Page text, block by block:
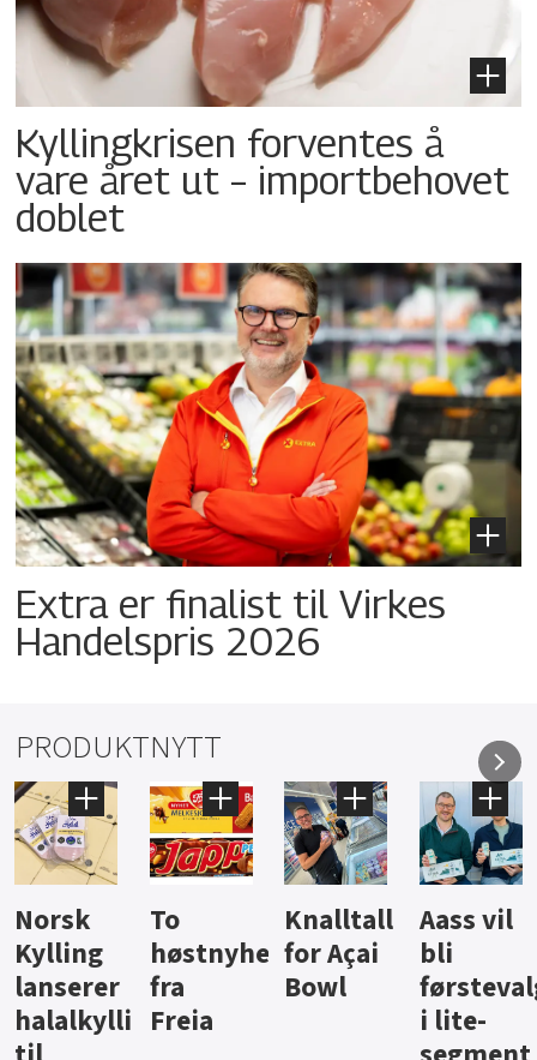
Kyllingkrisen forventes å
vare året ut – importbehovet
doblet
Extra er finalist til Virkes
Handelspris 2026
PRODUKTNYTT
Knalltall
for Açai
Bowl
Aass vil
bli
førstevalg
i lite-
Brus og
jus fra
Berentsen
Hard
iste fra
Hansa